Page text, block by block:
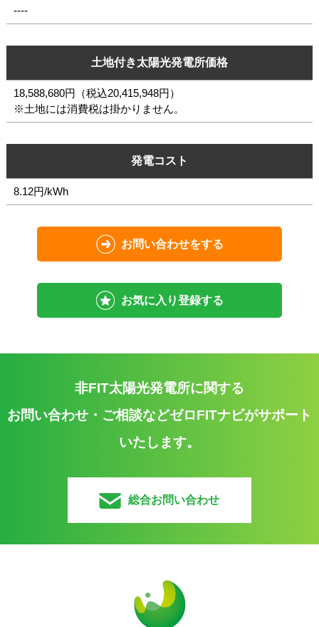
----
土地付き太陽光発電所価格
18,588,680円 （税込20,415,948円）
※土地には消費税は掛かりません。
発電コスト
8.12円/kWh
お問い合わせをする
お気に入り登録する
非FIT太陽光発電所に関する
お問い合わせ・ご相談などゼロFITナビがサポート
いたします。
総合お問い合わせ